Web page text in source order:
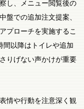
し、メニュー閲覧後の
盤での追加注文提案、
プローチを実施するこ
間以降はトイレや追加
りげない声かけが重要
情や行動を注意深く観